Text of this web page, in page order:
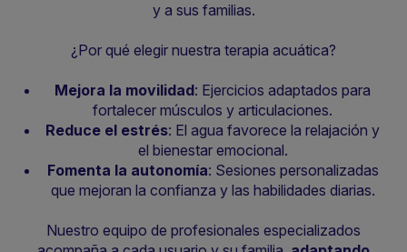
y a sus familias.
¿Por qué elegir nuestra terapia acuática?
Mejora la movilidad: Ejercicios adaptados para
fortalecer músculos y articulaciones.
Reduce el estrés: El agua favorece la relajación y
el bienestar emocional.
Fomenta la autonomía: Sesiones personalizadas
que mejoran la confianza y las habilidades diarias.
Nuestro equipo de profesionales especializados